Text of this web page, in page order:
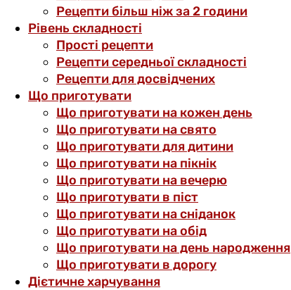
Рецепти більш ніж за 2 години
Рівень складності
Прості рецепти
Рецепти середньої складності
Рецепти для досвідчених
Що приготувати
Що приготувати на кожен день
Що приготувати на свято
Що приготувати для дитини
Що приготувати на пікнік
Що приготувати на вечерю
Що приготувати в піст
Що приготувати на сніданок
Що приготувати на обід
Що приготувати на день народження
Що приготувати в дорогу
Дієтичне харчування